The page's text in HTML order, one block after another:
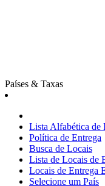
Países & Taxas
Lista Alfabética de
Política de Entrega
Busca de Locais
Lista de Locais de
Locais de Entrega
Selecione um País